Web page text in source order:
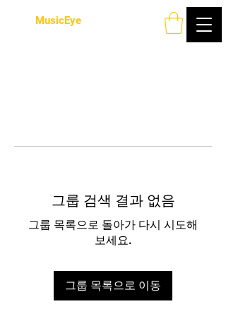
MusicEye
그룹 검색 결과 없음
그룹 목록으로 돌아가 다시 시도해
보세요.
그룹 목록으로 이동